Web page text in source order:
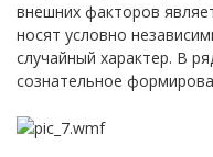
внешних факторов
носят условно
случайный характер. В
сознательное